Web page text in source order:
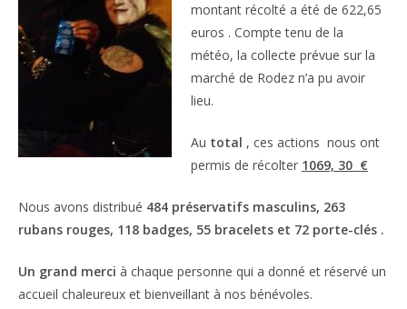
montant récolté a été de 622,65
euros . Compte tenu de la
météo, la collecte prévue sur la
marché de Rodez n’a pu avoir
lieu.
Au total , ces actions nous ont
permis de récolter 1069, 30 €
Nous avons distribué 484 préservatifs masculins, 263
rubans rouges, 118 badges, 55 bracelets et 72 porte-clés .
Un grand merci à chaque personne qui a donné et réservé un
accueil chaleureux et bienveillant à nos bénévoles.